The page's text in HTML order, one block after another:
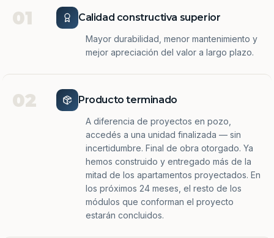
01 Calidad constructiva superior
Mayor durabilidad, menor mantenimiento y
mejor apreciación del valor a largo plazo.
02 Producto terminado
A diferencia de proyectos en pozo,
accedés a una unidad finalizada — sin
incertidumbre. Final de obra otorgado. Ya
hemos construido y entregado más de la
mitad de los apartamentos proyectados. En
los próximos 24 meses, el resto de los
módulos que conforman el proyecto
estarán concluidos.